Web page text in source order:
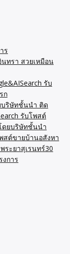
ร
ทรา สวยเหมือน
รับ
ก
บริษัทชั้นนำ ติด
รับโพสต์
ดยบริษัทชั้นนำ
สต์ขายบ้านอสังหา
ระยาสุเรนทร์30
การ